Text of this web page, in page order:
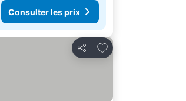
Consulter les prix
Partager
Ajouter à mes favoris